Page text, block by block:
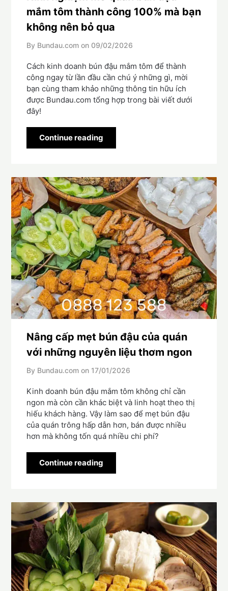
mắm tôm thành công 100% mà bạn
không nên bỏ qua
By Bundau.com on 09/02/2026
Cách kinh doanh bún đậu mắm tôm để thành
công ngay từ lần đầu cần chú ý những gì, mời
bạn cùng tham khảo những thông tin hữu ích
được Bundau.com tổng hợp trong bài viết dưới
đây!
Continue reading
Nâng cấp mẹt bún đậu của quán
với những nguyên liệu thơm ngon
By Bundau.com on 17/01/2026
Kinh doanh bún đậu mắm tôm không chỉ cần
ngon mà còn cần khác biệt và linh hoạt theo thị
hiếu khách hàng. Vậy làm sao để mẹt bún đậu
của quán trông hấp dẫn hơn, bán được nhiều
hơn mà không tốn quá nhiều chi phí?
Continue reading